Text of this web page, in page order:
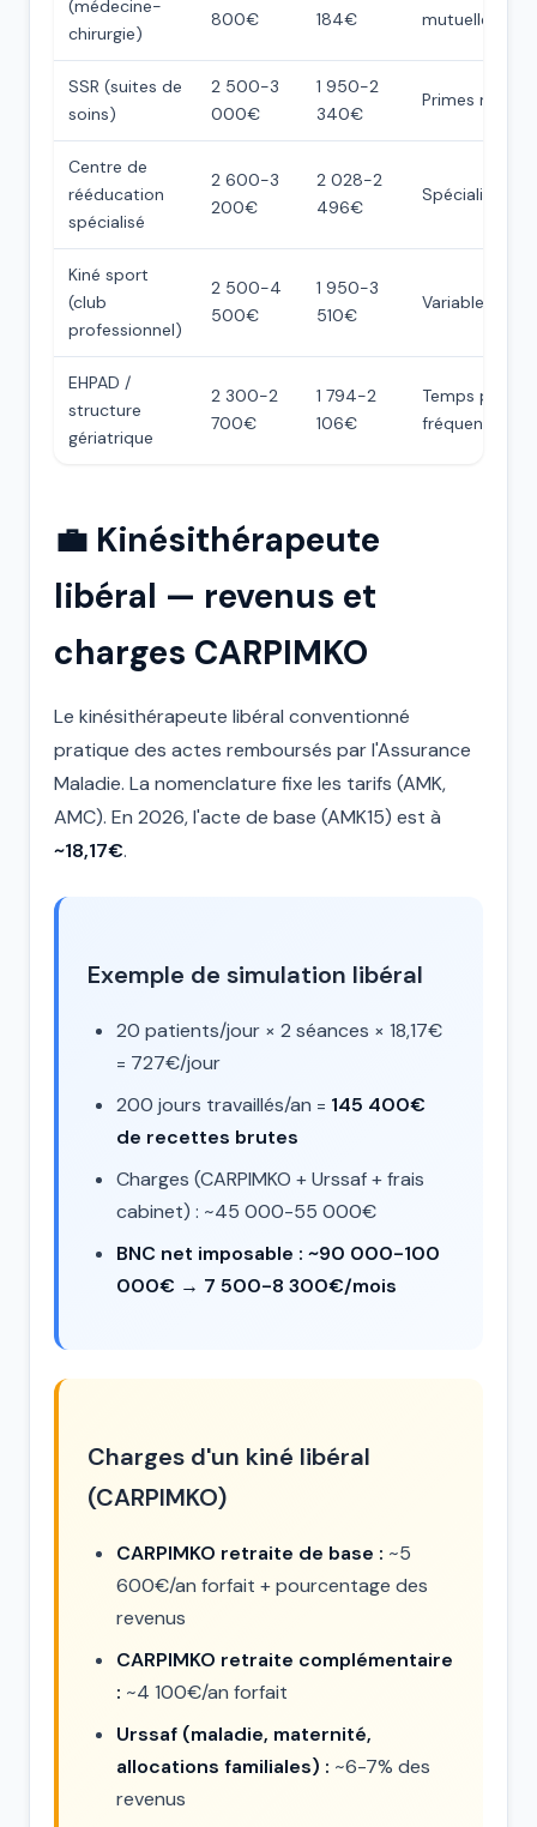
(médecine-
chirurgie)
800€
184€
mutuelle
SSR (suites de
soins)
2 500-3
000€
1 950-2
340€
Primes nuit
Centre de
rééducation
spécialisé
2 600-3
200€
2 028-2
496€
Spécialisation
Kiné sport
(club
professionnel)
2 500-4
500€
1 950-3
510€
Variable
EHPAD /
structure
gériatrique
2 300-2
700€
1 794-2
106€
Temps partiel
fréquent
💼 Kinésithérapeute
libéral — revenus et
charges CARPIMKO
Le kinésithérapeute libéral conventionné
pratique des actes remboursés par l'Assurance
Maladie. La nomenclature fixe les tarifs (AMK,
AMC). En 2026, l'acte de base (AMK15) est à
~18,17€.
Exemple de simulation libéral
20 patients/jour × 2 séances × 18,17€
= 727€/jour
200 jours travaillés/an = 145 400€
de recettes brutes
Charges (CARPIMKO + Urssaf + frais
cabinet) : ~45 000-55 000€
BNC net imposable : ~90 000-100
000€ → 7 500-8 300€/mois
Charges d'un kiné libéral
(CARPIMKO)
CARPIMKO retraite de base : ~5
600€/an forfait + pourcentage des
revenus
CARPIMKO retraite complémentaire
: ~4 100€/an forfait
Urssaf (maladie, maternité,
allocations familiales) : ~6-7% des
revenus